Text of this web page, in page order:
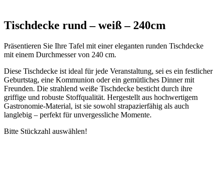
Tischdecke rund – weiß – 240cm
Präsentieren Sie Ihre Tafel mit einer eleganten runden Tischdecke
mit einem Durchmesser von 240 cm.
Diese Tischdecke ist ideal für jede Veranstaltung, sei es ein festlicher
Geburtstag, eine Kommunion oder ein gemütliches Dinner mit
Freunden. Die strahlend weiße Tischdecke besticht durch ihre
griffige und robuste Stoffqualität. Hergestellt aus hochwertigem
Gastronomie-Material, ist sie sowohl strapazierfähig als auch
langlebig – perfekt für unvergessliche Momente.
Bitte Stückzahl auswählen!